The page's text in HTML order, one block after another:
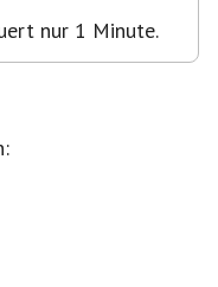
nur 1 Minute.